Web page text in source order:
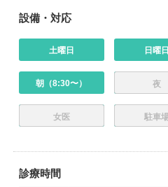
設備・対応
土曜日 日曜日
朝（8:30〜） 夜
女医 駐車
診療時間